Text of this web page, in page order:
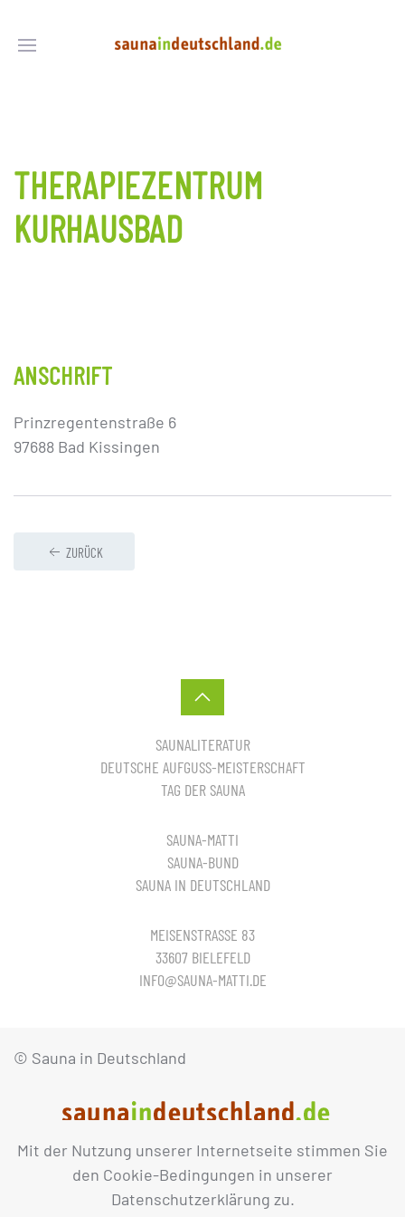
Mit der Nutzung unserer Internetseite stimmen Sie
den Cookie-Bedingungen in unserer
Datenschutzerklärung zu.
THERAPIEZENTRUM
KURHAUSBAD
ANSCHRIFT
Prinzregentenstraße 6
97688 Bad Kissingen
ZURÜCK
SAUNALITERATUR
DEUTSCHE AUFGUSS-MEISTERSCHAFT
TAG DER SAUNA
SAUNA-MATTI
SAUNA-BUND
SAUNA IN DEUTSCHLAND
MEISENSTRASSE 83
33607 BIELEFELD
INFO@SAUNA-MATTI.DE
© Sauna in Deutschland
IMPRESSUM DATENSCHUTZ